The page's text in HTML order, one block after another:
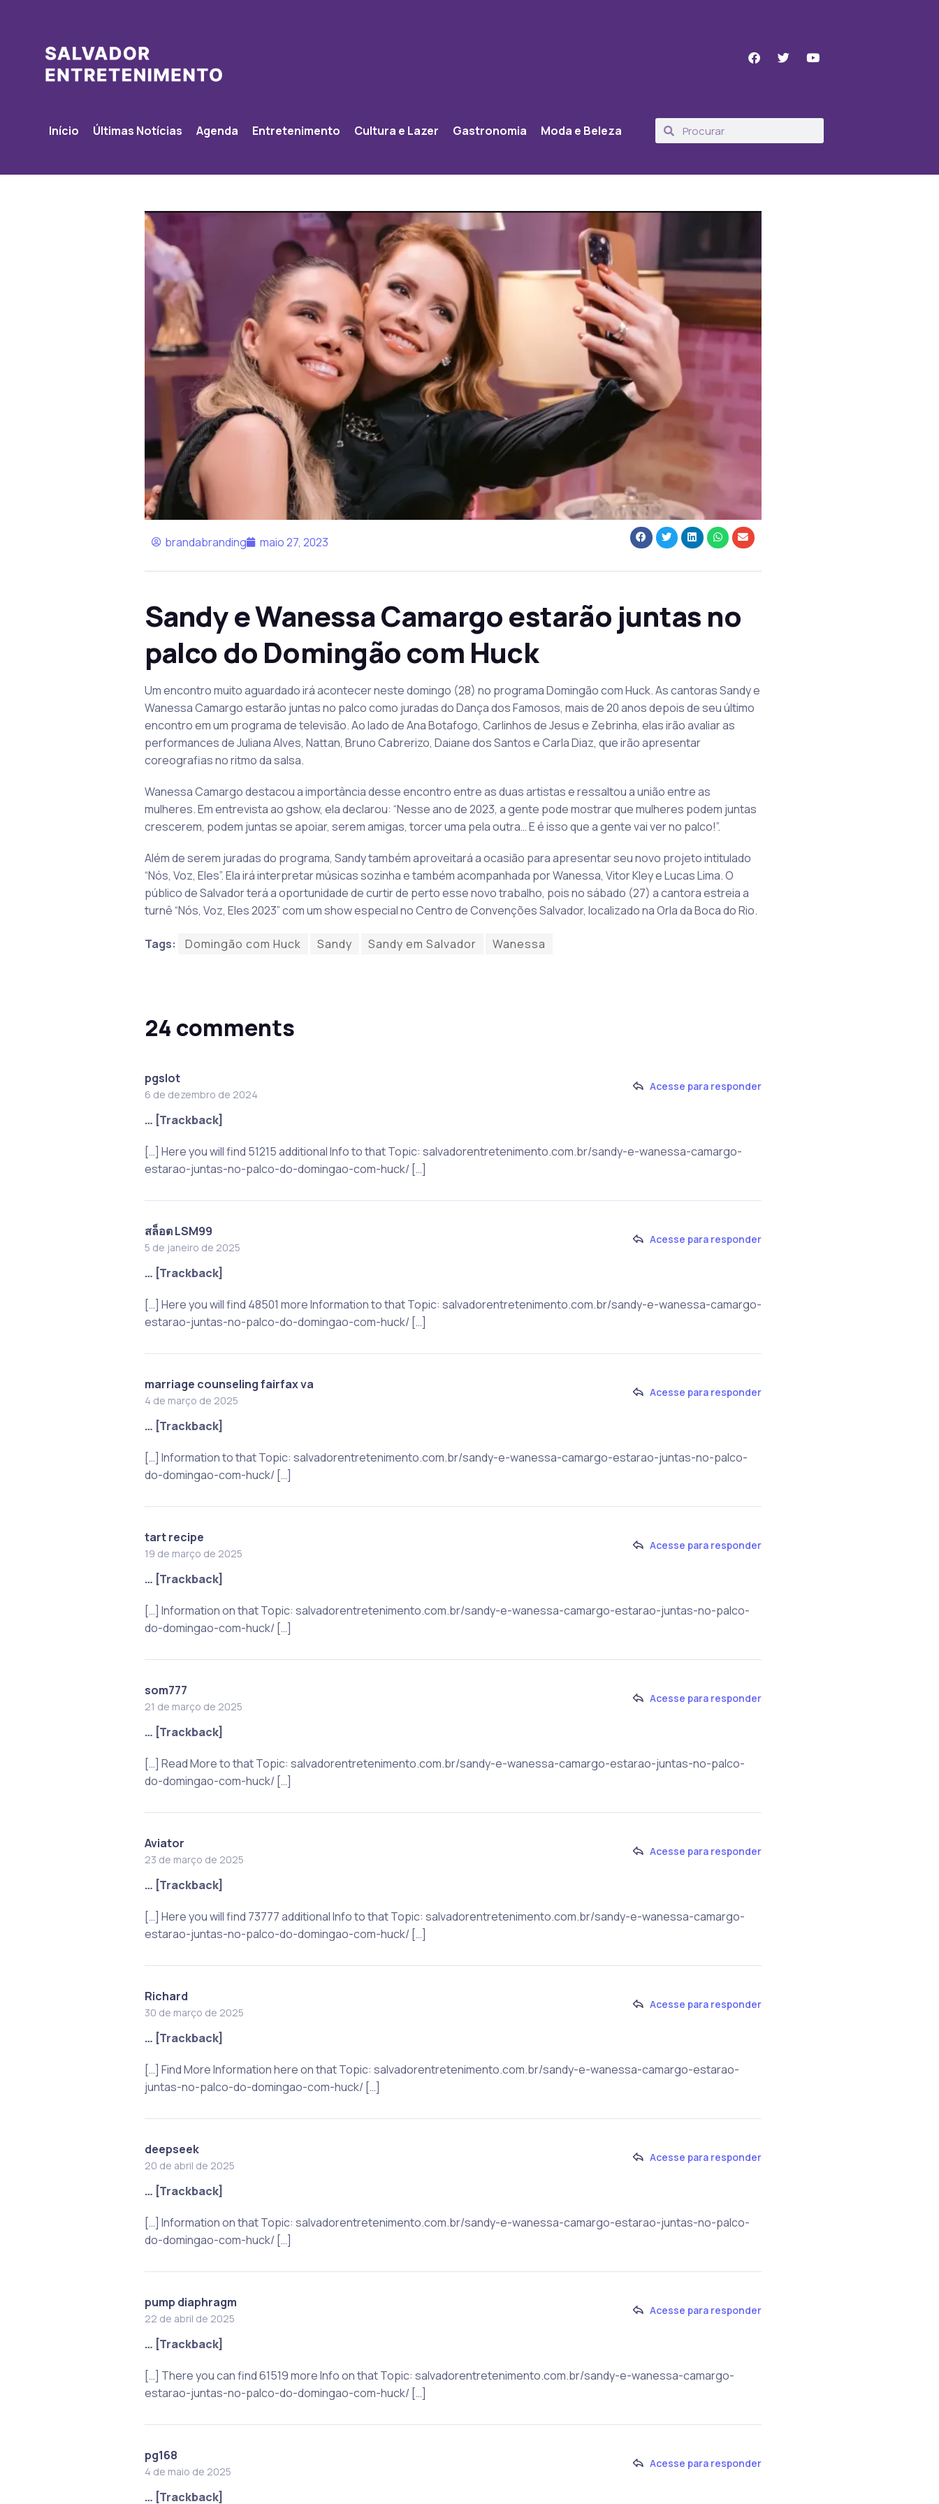
Início Últimas Notícias Agenda Entretenimento Cultura e Lazer Gastronomia Moda e Beleza
brandabranding maio 27, 2023
Sandy e Wanessa Camargo estarão juntas no
palco do Domingão com Huck
Um encontro muito aguardado irá acontecer neste domingo (28) no programa Domingão com Huck. As cantoras Sandy e
Wanessa Camargo estarão juntas no palco como juradas do Dança dos Famosos, mais de 20 anos depois de seu último
encontro em um programa de televisão. Ao lado de Ana Botafogo, Carlinhos de Jesus e Zebrinha, elas irão avaliar as
performances de Juliana Alves, Nattan, Bruno Cabrerizo, Daiane dos Santos e Carla Diaz, que irão apresentar
coreografias no ritmo da salsa.
Wanessa Camargo destacou a importância desse encontro entre as duas artistas e ressaltou a união entre as
mulheres. Em entrevista ao gshow, ela declarou: “Nesse ano de 2023, a gente pode mostrar que mulheres podem juntas
crescerem, podem juntas se apoiar, serem amigas, torcer uma pela outra… E é isso que a gente vai ver no palco!”.
Além de serem juradas do programa, Sandy também aproveitará a ocasião para apresentar seu novo projeto intitulado
“Nós, Voz, Eles”. Ela irá interpretar músicas sozinha e também acompanhada por Wanessa, Vitor Kley e Lucas Lima. O
público de Salvador terá a oportunidade de curtir de perto esse novo trabalho, pois no sábado (27) a cantora estreia a
turnê “Nós, Voz, Eles 2023” com um show especial no Centro de Convenções Salvador, localizado na Orla da Boca do Rio.
Tags: Domingão com Huck Sandy Sandy em Salvador Wanessa
24 comments
pgslot
6 de dezembro de 2024
Acesse para responder
… [Trackback]
[…] Here you will find 51215 additional Info to that Topic: salvadorentretenimento.com.br/sandy-e-wanessa-camargo-
estarao-juntas-no-palco-do-domingao-com-huck/ […]
สล็อต LSM99
5 de janeiro de 2025
Acesse para responder
… [Trackback]
[…] Here you will find 48501 more Information to that Topic: salvadorentretenimento.com.br/sandy-e-wanessa-camargo-
estarao-juntas-no-palco-do-domingao-com-huck/ […]
marriage counseling fairfax va
4 de março de 2025
Acesse para responder
… [Trackback]
[…] Information to that Topic: salvadorentretenimento.com.br/sandy-e-wanessa-camargo-estarao-juntas-no-palco-
do-domingao-com-huck/ […]
tart recipe
19 de março de 2025
Acesse para responder
… [Trackback]
[…] Information on that Topic: salvadorentretenimento.com.br/sandy-e-wanessa-camargo-estarao-juntas-no-palco-
do-domingao-com-huck/ […]
som777
21 de março de 2025
Acesse para responder
… [Trackback]
[…] Read More to that Topic: salvadorentretenimento.com.br/sandy-e-wanessa-camargo-estarao-juntas-no-palco-
do-domingao-com-huck/ […]
Aviator
23 de março de 2025
Acesse para responder
… [Trackback]
[…] Here you will find 73777 additional Info to that Topic: salvadorentretenimento.com.br/sandy-e-wanessa-camargo-
estarao-juntas-no-palco-do-domingao-com-huck/ […]
Richard
30 de março de 2025
Acesse para responder
… [Trackback]
[…] Find More Information here on that Topic: salvadorentretenimento.com.br/sandy-e-wanessa-camargo-estarao-
juntas-no-palco-do-domingao-com-huck/ […]
deepseek
20 de abril de 2025
Acesse para responder
… [Trackback]
[…] Information on that Topic: salvadorentretenimento.com.br/sandy-e-wanessa-camargo-estarao-juntas-no-palco-
do-domingao-com-huck/ […]
pump diaphragm
22 de abril de 2025
Acesse para responder
… [Trackback]
[…] There you can find 61519 more Info on that Topic: salvadorentretenimento.com.br/sandy-e-wanessa-camargo-
estarao-juntas-no-palco-do-domingao-com-huck/ […]
pg168
4 de maio de 2025
Acesse para responder
… [Trackback]